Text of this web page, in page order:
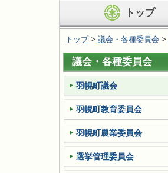
ョ
ン
を
飛
ば
す
トップ
トップ> 議会・各種委員会 >
議会・各種委員会
羽幌町議会
羽幌町教育委員会
羽幌町農業委員会
選挙管理委員会